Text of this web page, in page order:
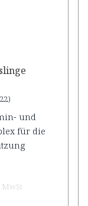
und
für die
MwSt